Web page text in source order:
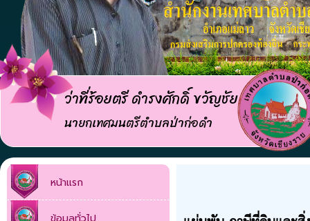
ว่าที่ร้อยตรี ดำรงศักดิ์ ขวัญชัย
นายกเทศมนตรีตำบลป่าก่อดำ
หน้าแรก